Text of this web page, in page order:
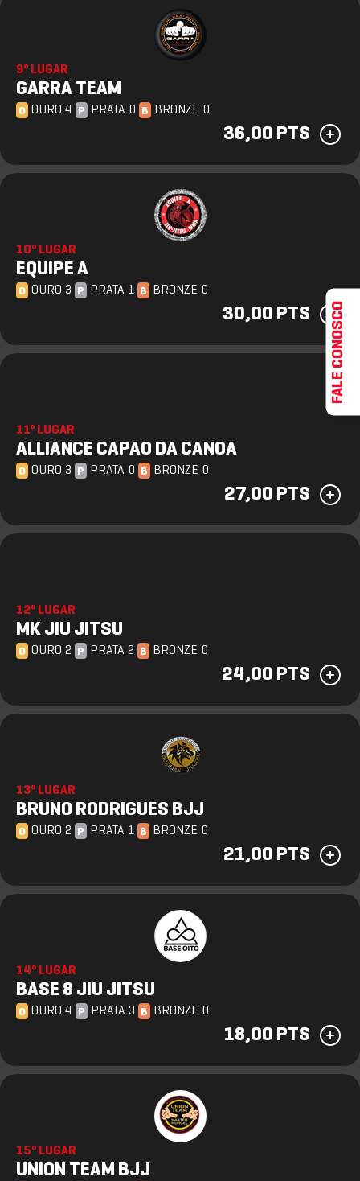
9º LUGAR
GARRA TEAM
O OURO 4 P PRATA 0 B BRONZE 0
36,00 PTS
10º LUGAR
EQUIPE A
O OURO 3 P PRATA 1 B BRONZE 0
30,00 PTS
11º LUGAR
ALLIANCE CAPAO DA CANOA
O OURO 3 P PRATA 0 B BRONZE 0
27,00 PTS
12º LUGAR
MK JIU JITSU
O OURO 2 P PRATA 2 B BRONZE 0
24,00 PTS
13º LUGAR
BRUNO RODRIGUES BJJ
O OURO 2 P PRATA 1 B BRONZE 0
21,00 PTS
14º LUGAR
BASE 8 JIU JITSU
O OURO 4 P PRATA 3 B BRONZE 0
18,00 PTS
15º LUGAR
UNION TEAM BJJ
FALE CONOSCO